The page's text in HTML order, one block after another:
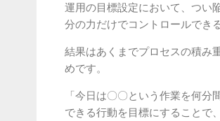
運用の目標設定において、つい
分の力だけでコントロールでき
結果はあくまでプロセスの積み
めです。
「今日は〇〇という作業を何
できる行動を目標にすることで